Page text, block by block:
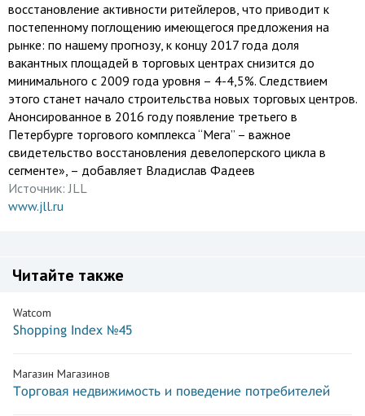
восстановление активности ритейлеров, что приводит к
постепенному поглощению имеющегося предложения на
рынке: по нашему прогнозу, к концу 2017 года доля
вакантных площадей в торговых центрах снизится до
минимального с 2009 года уровня – 4-4,5%. Следствием
этого станет начало строительства новых торговых центров.
Анонсированное в 2016 году появление третьего в
Петербурге торгового комплекса “Мега” – важное
свидетельство восстановления девелоперского цикла в
сегменте», – добавляет Владислав Фадеев
Источник:JLL
www.jll.ru
Читайте также
Watcom
Shopping Index №45
Магазин Магазинов
Торговая недвижимость и поведение потребителей